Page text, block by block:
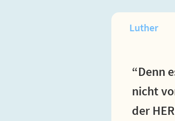
Luther
“Denn
nicht
der